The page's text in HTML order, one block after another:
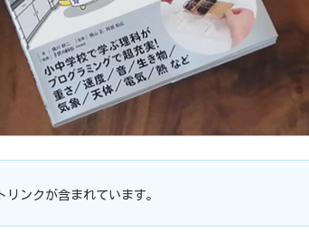
ンクが含まれています。